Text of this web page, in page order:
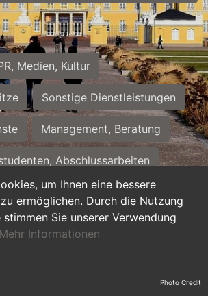
um Ihnen eine bessere
ermöglichen. Durch die Nutzung
stimmen Sie unserer Verwendung
Mehr Informationen
Medien, Kultur
Sonstige Dienstleistungen
Management, Beratung
Abschlussarbeiten
Assistenz, Sekretariat
und Nebenjobs
duale Ausbildung Photo Credit